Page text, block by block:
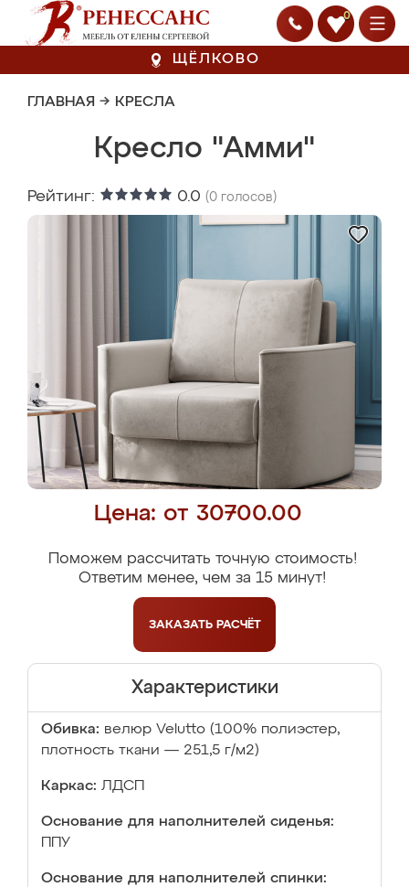
0
ЩЁЛКОВО
ГЛАВНАЯ → КРЕСЛА
Кресло "Амми"
Рейтинг: 0.0 (0 голосов)
Цена: от 30700.00
Поможем рассчитать точную стоимость!
Ответим менее, чем за 15 минут!
ЗАКАЗАТЬ РАСЧЁТ
Характеристики
Обивка: велюр Velutto (100% полиэстер,
плотность ткани — 251,5 г/м2)
Каркас: ЛДСП
Основание для наполнителей сиденья:
ППУ
Основание для наполнителей спинки: